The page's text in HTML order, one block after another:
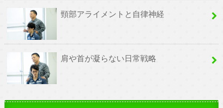
頸部アライメントと自律神経
肩や首が凝らない日常戦略